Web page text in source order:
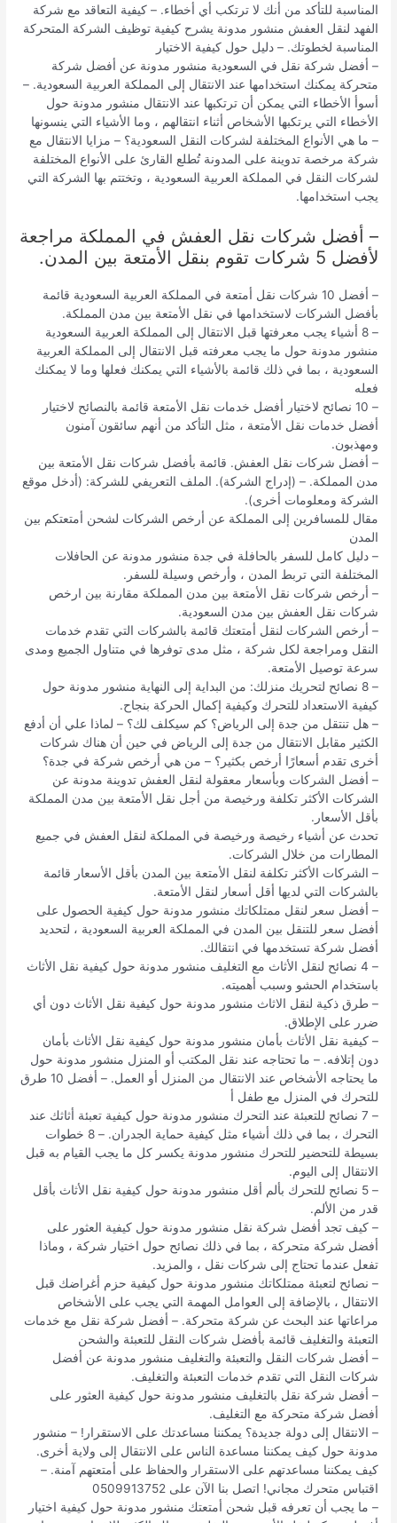
المناسبة للتأكد من أنك لا ترتكب أي أخطاء. – كيفية التعاقد مع شركة
الفهد لنقل العفش منشور مدونة يشرح كيفية توظيف الشركة المتحركة
المناسبة لخطوتك. – دليل حول كيفية الاختيار
– أفضل شركة نقل في السعودية منشور مدونة عن أفضل شركة
متحركة يمكنك استخدامها عند الانتقال إلى المملكة العربية السعودية. –
أسوأ الأخطاء التي يمكن أن ترتكبها عند الانتقال منشور مدونة حول
الأخطاء التي يرتكبها الأشخاص أثناء انتقالهم ، وما الأشياء التي ينسونها
– ما هي الأنواع المختلفة لشركات النقل السعودية؟ – مزايا الانتقال مع
شركة مرخصة تدوينة على المدونة تُطلع القارئ على الأنواع المختلفة
لشركات النقل في المملكة العربية السعودية ، وتختتم بها الشركة التي
يجب استخدامها.
– أفضل شركات نقل العفش في المملكة مراجعة
لأفضل 5 شركات تقوم بنقل الأمتعة بين المدن.
– أفضل 10 شركات نقل أمتعة في المملكة العربية السعودية قائمة
بأفضل الشركات لاستخدامها في نقل الأمتعة بين مدن المملكة.
– 8 أشياء يجب معرفتها قبل الانتقال إلى المملكة العربية السعودية
منشور مدونة حول ما يجب معرفته قبل الانتقال إلى المملكة العربية
السعودية ، بما في ذلك قائمة بالأشياء التي يمكنك فعلها وما لا يمكنك
فعله
– 10 نصائح لاختيار أفضل خدمات نقل الأمتعة قائمة بالنصائح لاختيار
أفضل خدمات نقل الأمتعة ، مثل التأكد من أنهم سائقون آمنون
ومهذبون.
– أفضل شركات نقل العفش. قائمة بأفضل شركات نقل الأمتعة بين
مدن المملكة. – (إدراج الشركة). الملف التعريفي للشركة: (أدخل موقع
الشركة ومعلومات أخرى).
مقال للمسافرين إلى المملكة عن أرخص الشركات لشحن أمتعتكم بين
المدن
– دليل كامل للسفر بالحافلة في جدة منشور مدونة عن الحافلات
المختلفة التي تربط المدن ، وأرخص وسيلة للسفر.
– أرخص شركات نقل الأمتعة بين مدن المملكة مقارنة بين ارخص
شركات نقل العفش بين مدن السعودية.
– أرخص الشركات لنقل أمتعتك قائمة بالشركات التي تقدم خدمات
النقل ومراجعة لكل شركة ، مثل مدى توفرها في متناول الجميع ومدى
سرعة توصيل الأمتعة.
– 8 نصائح لتحريك منزلك: من البداية إلى النهاية منشور مدونة حول
كيفية الاستعداد للتحرك وكيفية إكمال الحركة بنجاح.
– هل تنتقل من جدة إلى الرياض؟ كم سيكلف لك؟ – لماذا علي أن أدفع
الكثير مقابل الانتقال من جدة إلى الرياض في حين أن هناك شركات
أخرى تقدم أسعارًا أرخص بكثير؟ – من هي أرخص شركة في جدة؟
– أفضل الشركات وبأسعار معقولة لنقل العفش تدوينة مدونة عن
الشركات الأكثر تكلفة ورخيصة من أجل نقل الأمتعة بين مدن المملكة
بأقل الأسعار.
تحدث عن أشياء رخيصة ورخيصة في المملكة لنقل العفش في جميع
المطارات من خلال الشركات.
– الشركات الأكثر تكلفة لنقل الأمتعة بين المدن بأقل الأسعار قائمة
بالشركات التي لديها أقل أسعار لنقل الأمتعة.
– أفضل سعر لنقل ممتلكاتك منشور مدونة حول كيفية الحصول على
أفضل سعر للتنقل بين المدن في المملكة العربية السعودية ، لتحديد
أفضل شركة تستخدمها في انتقالك.
– 4 نصائح لنقل الأثاث مع التغليف منشور مدونة حول كيفية نقل الأثاث
باستخدام الحشو وسبب أهميته.
– طرق ذكية لنقل الاثاث منشور مدونة حول كيفية نقل الأثاث دون أي
ضرر على الإطلاق.
– كيفية نقل الأثاث بأمان منشور مدونة حول كيفية نقل الأثاث بأمان
دون إتلافه. – ما تحتاجه عند نقل المكتب أو المنزل منشور مدونة حول
ما يحتاجه الأشخاص عند الانتقال من المنزل أو العمل. – أفضل 10 طرق
للتحرك في المنزل مع طفل أ
– 7 نصائح للتعبئة عند التحرك منشور مدونة حول كيفية تعبئة أثاثك عند
التحرك ، بما في ذلك أشياء مثل كيفية حماية الجدران. – 8 خطوات
بسيطة للتحضير للتحرك منشور مدونة يكسر كل ما يجب القيام به قبل
الانتقال إلى اليوم.
– 5 نصائح للتحرك بألم أقل منشور مدونة حول كيفية نقل الأثاث بأقل
قدر من الألم.
– كيف تجد أفضل شركة نقل منشور مدونة حول كيفية العثور على
أفضل شركة متحركة ، بما في ذلك نصائح حول اختيار شركة ، وماذا
تفعل عندما تحتاج إلى شركات نقل ، والمزيد.
– نصائح لتعبئة ممتلكاتك منشور مدونة حول كيفية حزم أغراضك قبل
الانتقال ، بالإضافة إلى العوامل المهمة التي يجب على الأشخاص
مراعاتها عند البحث عن شركة متحركة. – أفضل شركة نقل مع خدمات
التعبئة والتغليف قائمة بأفضل شركات النقل للتعبئة والشحن
– أفضل شركات النقل والتعبئة والتغليف منشور مدونة عن أفضل
شركات النقل التي تقدم خدمات التعبئة والتغليف.
– أفضل شركة نقل بالتغليف منشور مدونة حول كيفية العثور على
أفضل شركة متحركة مع التغليف.
– الانتقال إلى دولة جديدة؟ يمكننا مساعدتك على الاستقرار! – منشور
مدونة حول كيف يمكننا مساعدة الناس على الانتقال إلى ولاية أخرى.
كيف يمكننا مساعدتهم على الاستقرار والحفاظ على أمتعتهم آمنة. –
اقتباس متحرك مجاني! اتصل بنا الآن على 0509913752
– ما يجب أن تعرفه قبل شحن أمتعتك منشور مدونة حول كيفية اختيار